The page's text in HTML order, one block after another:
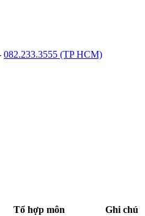
082.233.3555 (TP HCM)
Tổ hợp môn
Ghi chú